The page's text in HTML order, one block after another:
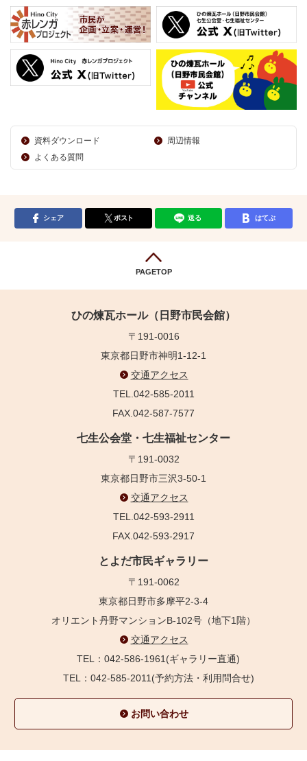
資料ダウンロード
周辺情報
よくある質問
シェア ポスト 送る はてぶ
PAGETOP
ひの煉瓦ホール（日野市民会館）
〒191-0016
東京都日野市神明1-12-1
交通アクセス
TEL.042-585-2011
FAX.042-587-7577
七生公会堂・七生福祉センター
〒191-0032
東京都日野市三沢3-50-1
交通アクセス
TEL.042-593-2911
FAX.042-593-2917
とよだ市民ギャラリー
〒191-0062
東京都日野市多摩平2-3-4
オリエント丹野マンションB-102号（地下1階）
交通アクセス
TEL：042-586-1961(ギャラリー直通)
TEL：042-585-2011(予約方法・利用問合せ)
お問い合わせ